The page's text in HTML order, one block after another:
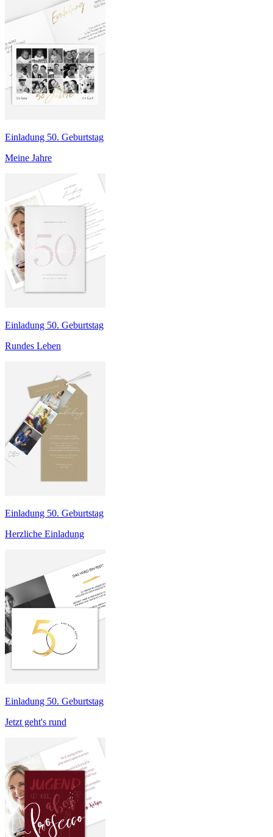
Einladung 50. Geburtstag
Meine Jahre
Einladung 50. Geburtstag
Rundes Leben
Einladung 50. Geburtstag
Herzliche Einladung
Einladung 50. Geburtstag
Jetzt geht's rund